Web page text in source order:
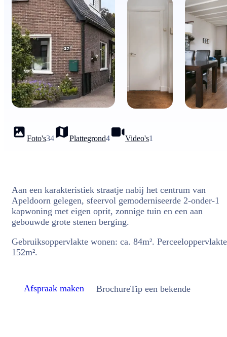
Foto's34 Plattegrond4 Video's1
Aan een karakteristiek straatje nabij het centrum van
Apeldoorn gelegen, sfeervol gemoderniseerde 2-onder-1
kapwoning met eigen oprit, zonnige tuin en een aan
gebouwde grote stenen berging.
Gebruiksoppervlakte wonen: ca. 84m².
152m².
Afspraak maken BrochureTip een bekende